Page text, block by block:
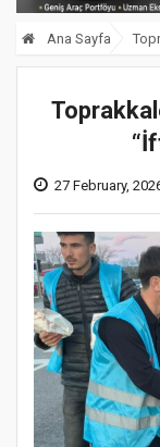
Ana Sayfa
27 February,